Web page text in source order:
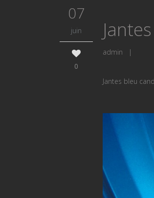
07
juin
0
admin |
Jantes bleu